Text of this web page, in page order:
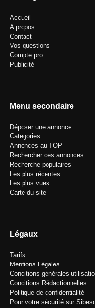
Accueil
A propos
Contact
Vos questions
Compte pro
Publicité
Menu secondaire
Déposer une annonce
Categories
Annonces au TOP
Rechercher des annonces
Recherche populaires
Les plus récentes
Les plus vues
Carte du site
Légaux
Tarifs
Mentions Légales
Conditions générales
Conditions Rédactionnelles
Politique de confidentialité
Pour votre sécurité sur